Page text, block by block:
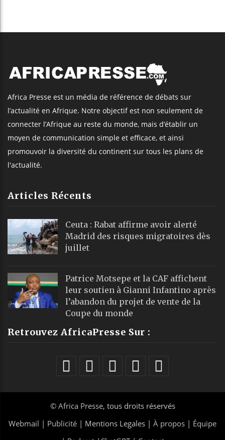
Africa Presse est un média de référence de débats sur
l’actualité en Afrique. Notre objectif est non seulement de
connecter l’Afrique au reste du monde, mais d’établir un
moyen de communication simple et efficace, et ainsi
promouvoir la diversité du continent sur tous les plans de
l'actualité.
Articles Récents
Ceuta : Rabat affirme avoir alerté
Madrid des risques migratoires dès
juillet
Patrice Motsepe et la CAF affichent
leur soutien à Gianni Infantino après
l’abandon du projet de vente de la
Coupe du monde
Retrouvez AfricaPresse Sur :
© Africa Presse, tous droits réservés
Webmail | Publicité | Mentions Legales | À propos | Équipe